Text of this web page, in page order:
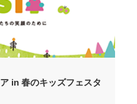
in 春のキッズフェスタ